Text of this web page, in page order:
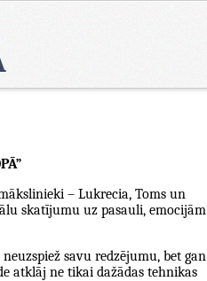
– Lukrecia, Toms un
skatījumu uz pasauli, emocijām
savu redzējumu, bet gan
atklāj ne tikai dažādas tehnikas